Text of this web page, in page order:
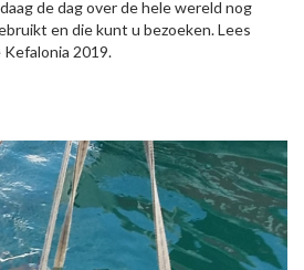
de dag over de hele wereld nog
en die kunt u bezoeken. Lees
2019.